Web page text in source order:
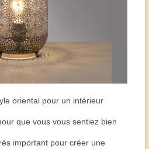
oriental pour un intérieur
que vous vous sentiez bien
important pour créer une